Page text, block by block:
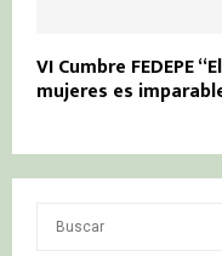
VI Cumbre FEDEPE
mujeres es